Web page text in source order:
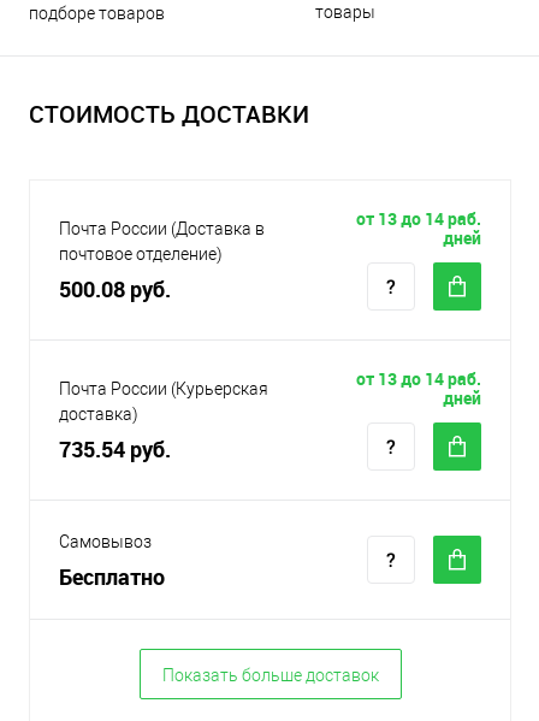
подборе товаров
товары
СТОИМОСТЬ ДОСТАВКИ
Почта России (Доставка в
почтовое отделение)
500.08 руб.
от 13 до 14 раб.
дней
Почта России (Курьерская
доставка)
735.54 руб.
от 13 до 14 раб.
дней
Самовывоз
Бесплатно
Показать больше доставок